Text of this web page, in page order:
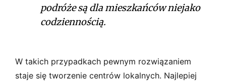
podróże są dla mieszkańców niejako
codziennością.
W takich przypadkach pewnym rozwiązaniem
staje się tworzenie centrów lokalnych. Najlepiej